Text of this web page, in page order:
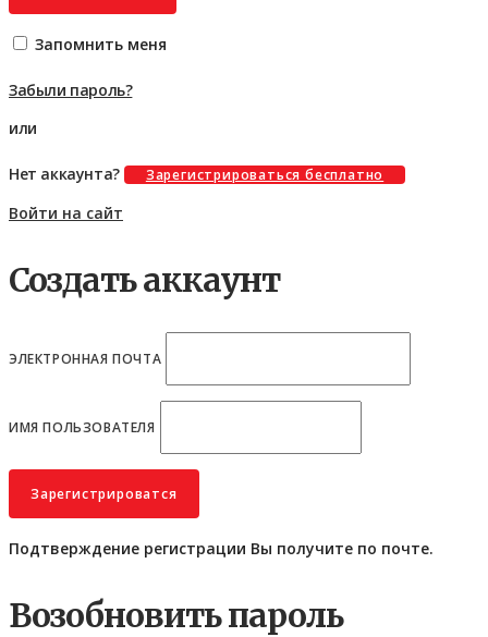
Запомнить меня
Забыли пароль?
или
Нет аккаунта? Зарегистрироваться бесплатно
Войти на сайт
Создать аккаунт
ЭЛЕКТРОННАЯ ПОЧТА
ИМЯ ПОЛЬЗОВАТЕЛЯ
Подтверждение регистрации Вы получите по почте.
Возобновить пароль